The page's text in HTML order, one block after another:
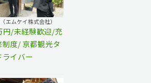
エムケイ株式会社）
円/未経験歓迎/充
制度/ 京都観光タ
イバー